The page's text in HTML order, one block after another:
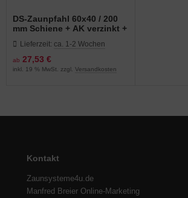
DS-Zaunpfahl 60x40 / 200
mm Schiene + AK verzinkt +
Lieferzeit: ca. 1-2 Wochen
ab 27,53 €
inkl. 19 % MwSt. zzgl. Versandkosten
Kontakt
Zaunsysteme4u.de
Manfred Breier Online-Marketing